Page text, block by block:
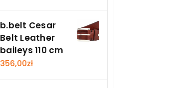
b.belt Cesar
Belt Leather
baileys 110 cm
356,00zł